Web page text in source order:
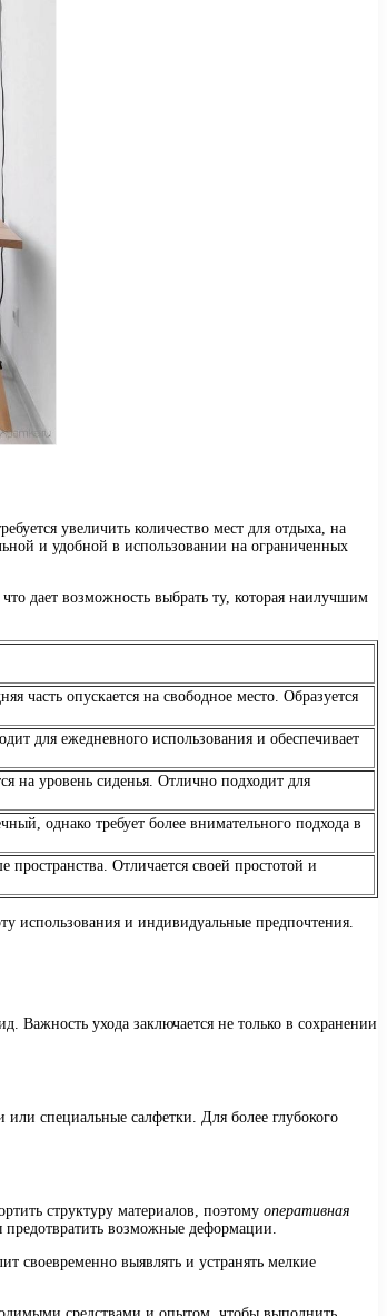
увеличить количество мест для отдыха, на
и удобной в использовании на ограниченных
дает возможность выбрать ту, которая наилучшим
часть опускается на свободное место. Образуется
для ежедневного использования и обеспечивает
на уровень сиденья. Отлично подходит для
однако требует более внимательного подхода в
Отличается своей простотой и
использования и индивидуальные предпочтения.
ухода заключается не только в сохранении
или специальные салфетки. Для более глубокого
структуру материалов, поэтому оперативная
возможные деформации.
своевременно выявлять и устранять мелкие